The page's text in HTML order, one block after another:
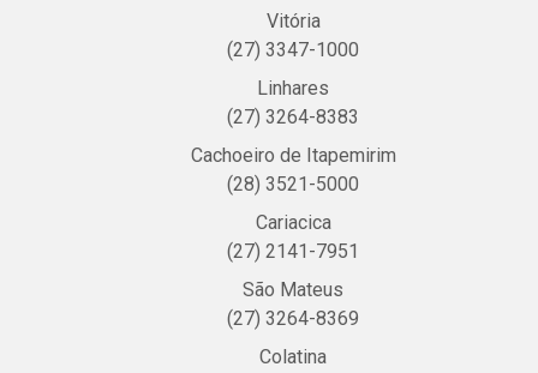
Vitória
(27) 3347-1000
Linhares
(27) 3264-8383
Cachoeiro de Itapemirim
(28) 3521-5000
Cariacica
(27) 2141-7951
São Mateus
(27) 3264-8369
Colatina